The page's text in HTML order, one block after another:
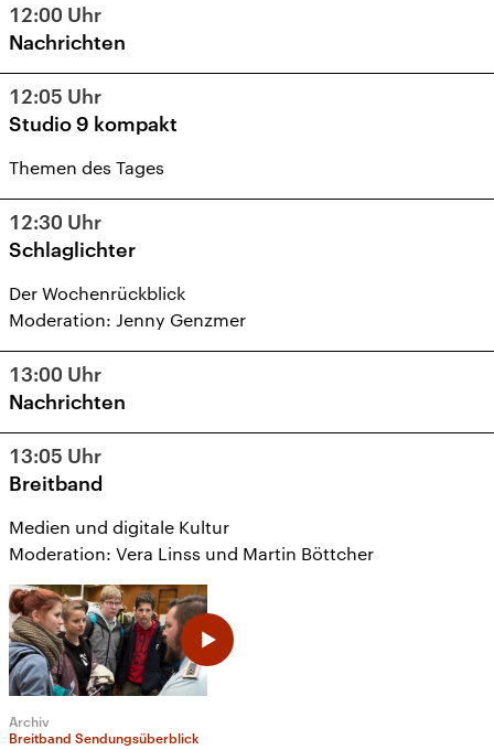
12:00 Uhr
Nachrichten
12:05 Uhr
Studio 9 kompakt
Themen des Tages
12:30 Uhr
Schlaglichter
Der Wochenrückblick
Moderation: Jenny Genzmer
13:00 Uhr
Nachrichten
13:05 Uhr
Breitband
Medien und digitale Kultur
Moderation: Vera Linss und Martin Böttcher
Archiv
Breitband Sendungsüberblick